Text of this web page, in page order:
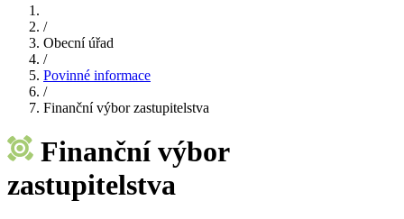
/
Obecní úřad
/
Povinné informace
/
Finanční výbor zastupitelstva
Finanční výbor
zastupitelstva